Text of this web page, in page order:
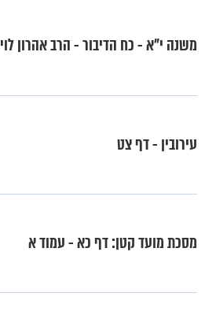
משנה י"א - כח הדיבור - הרב אהרון לוי
עירובין - דף צט
מסכת מועד קטן: דף כא - עמוד א